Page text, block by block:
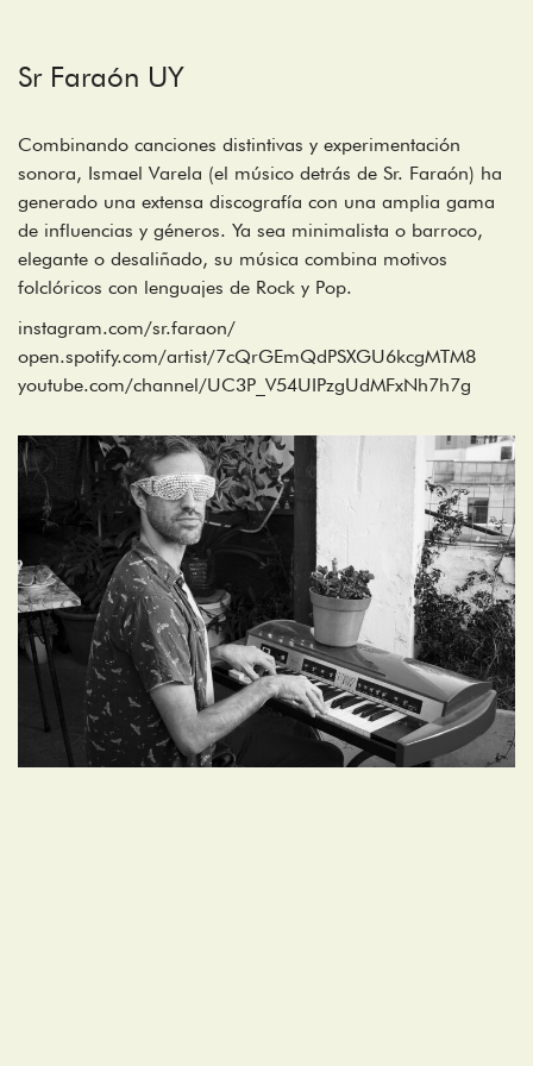
Sr Faraón UY
Combinando canciones distintivas y experimentación
sonora, Ismael Varela (el músico detrás de Sr. Faraón) ha
generado una extensa discografía con una amplia gama
de influencias y géneros. Ya sea minimalista o barroco,
elegante o desaliñado, su música combina motivos
folclóricos con lenguajes de Rock y Pop.
instagram.com/sr.faraon/
open.spotify.com/artist/7cQrGEmQdPSXGU6kcgMTM8
youtube.com/channel/UC3P_V54UIPzgUdMFxNh7h7g